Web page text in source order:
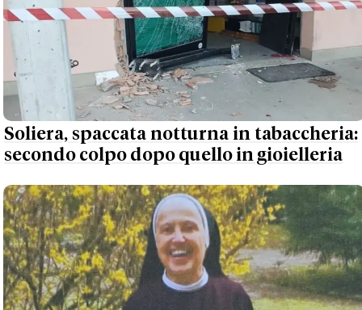
Soliera, spaccata notturna in tabaccheria:
secondo colpo dopo quello in gioielleria